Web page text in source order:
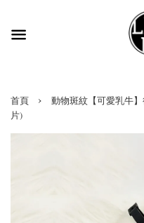
首頁 ›
動物斑紋【可愛乳牛
片)